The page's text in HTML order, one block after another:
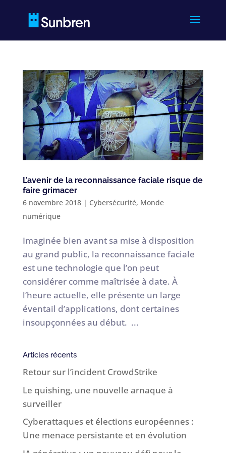
L’avenir de la reconnaissance faciale risque de
faire grimacer
6 novembre 2018| Cybersécurité, Monde
numérique
Imaginée bien avant sa mise à disposition
au grand public, la reconnaissance faciale
est une technologie que l’on peut
considérer comme maîtrisée à date. À
l’heure actuelle, elle présente un large
éventail d’applications, dont certaines
insoupçonnées au début. ...
Articles récents
Retour sur l’incident CrowdStrike
Le quishing, une nouvelle arnaque à
surveiller
Cyberattaques et élections européennes :
Une menace persistante et en évolution